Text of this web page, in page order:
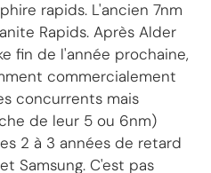
rapids. L'ancien 7nm
Rapids. Après Alder
fin de l'année prochaine,
commercialement
concurrents mais
de leur 5 ou 6nm)
2 à 3 années de retard
Samsung. C'est pas